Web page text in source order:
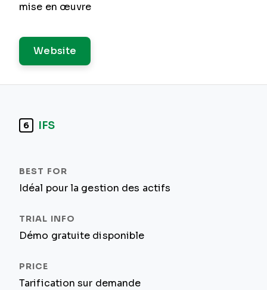
mise en œuvre
Website
6 IFS
Idéal pour la gestion des actifs
Démo gratuite disponible
Tarification sur demande